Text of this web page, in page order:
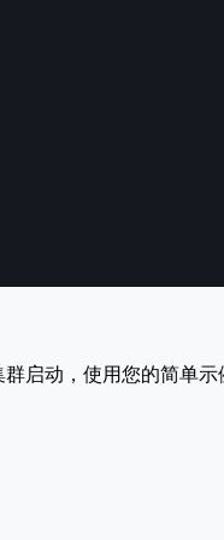
启动，使用您的简单示